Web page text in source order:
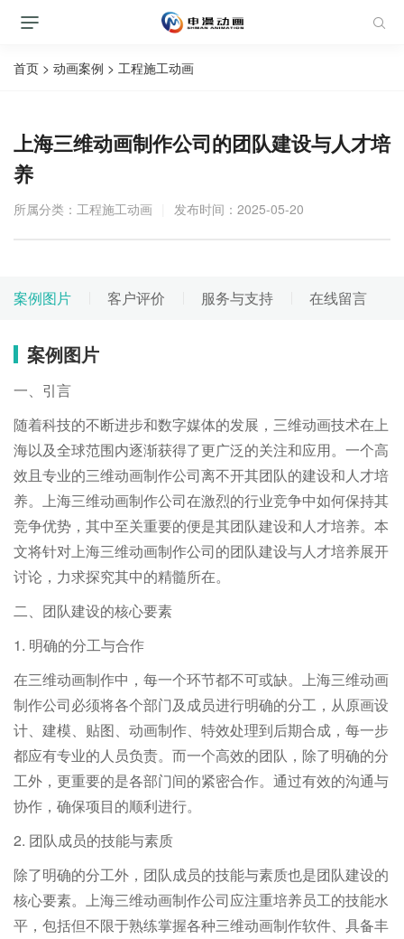
首页 > 动画案例 > 工程施工动画
上海三维动画制作公司的团队建设与人才培
养
所属分类： 工程施工动画 发布时间：2025-05-20
案例图片 客户评价 服务与支持 在线留言
案例图片
一、引言
随着科技的不断进步和数字媒体的发展，三维动画技术在上
海以及全球范围内逐渐获得了更广泛的关注和应用。一个高
效且专业的三维动画制作公司离不开其团队的建设和人才培
养。上海三维动画制作公司在激烈的行业竞争中如何保持其
竞争优势，其中至关重要的便是其团队建设和人才培养。本
文将针对上海三维动画制作公司的团队建设与人才培养展开
讨论，力求探究其中的精髓所在。
二、团队建设的核心要素
1. 明确的分工与合作
在三维动画制作中，每一个环节都不可或缺。上海三维动画
制作公司必须将各个部门及成员进行明确的分工，从原画设
计、建模、贴图、动画制作、特效处理到后期合成，每一步
都应有专业的人员负责。而一个高效的团队，除了明确的分
工外，更重要的是各部门间的紧密合作。通过有效的沟通与
协作，确保项目的顺利进行。
2. 团队成员的技能与素质
除了明确的分工外，团队成员的技能与素质也是团队建设的
核心要素。上海三维动画制作公司应注重培养员工的技能水
平，包括但不限于熟练掌握各种三维动画制作软件、具备丰